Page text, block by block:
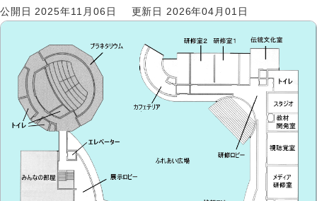
公開日 2025年11月06日
更新日 2026年04月01日